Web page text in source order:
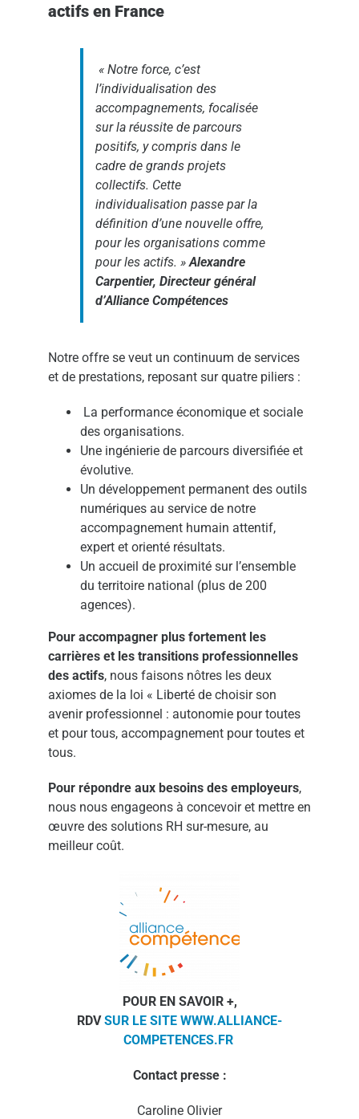
actifs en France
« Notre force, c’est
l’individualisation des
accompagnements, focalisée
sur la réussite de parcours
positifs, y compris dans le
cadre de grands projets
collectifs. Cette
individualisation passe par la
définition d’une nouvelle offre,
pour les organisations comme
pour les actifs. » Alexandre
Carpentier, Directeur général
d’Alliance Compétences
Notre offre se veut un continuum de services
et de prestations, reposant sur quatre piliers :
La performance économique et sociale
des organisations.
Une ingénierie de parcours diversifiée et
évolutive.
Un développement permanent des outils
numériques au service de notre
accompagnement humain attentif,
expert et orienté résultats.
Un accueil de proximité sur l’ensemble
du territoire national (plus de 200
agences).
Pour accompagner plus fortement les
carrières et les transitions professionnelles
des actifs, nous faisons nôtres les deux
axiomes de la loi « Liberté de choisir son
avenir professionnel : autonomie pour toutes
et pour tous, accompagnement pour toutes et
tous.
Pour répondre aux besoins des employeurs,
nous nous engageons à concevoir et mettre en
œuvre des solutions RH sur-mesure, au
meilleur coût.
POUR EN SAVOIR +,
RDVSUR LE SITE WWW.ALLIANCE-
COMPETENCES.FR
Contact presse :
Caroline Olivier